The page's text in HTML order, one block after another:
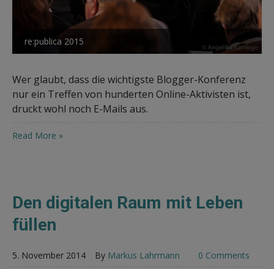
re:publica 2015
Wer glaubt, dass die wichtigste Blogger-Konferenz
nur ein Treffen von hunderten Online-Aktivisten ist,
druckt wohl noch E-Mails aus.
Read More »
Den digitalen Raum mit Leben
füllen
5. November 2014 By Markus Lahrmann 0 Comments